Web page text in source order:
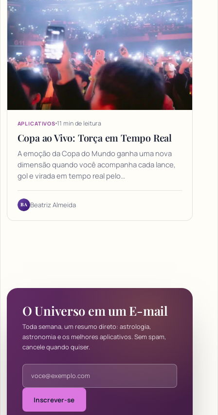
APLICATIVOS 11 min de leitura
Copa ao Vivo: Torça em Tempo Real
A emoção da Copa do Mundo ganha uma nova
dimensão quando você acompanha cada lance,
gol e virada em tempo real pelo…
BA Beatriz Almeida
O Universo em um E-mail
Toda semana, um resumo direto: astrologia,
astronomia e os melhores aplicativos. Sem spam,
cancele quando quiser.
Endereço de e-mail
Inscrever-se